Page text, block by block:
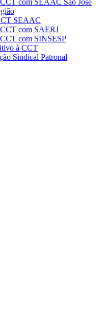
com SEAAC São José
SEAAC
com SAERJ
com SINSESP
à CCT
Sindical Patronal